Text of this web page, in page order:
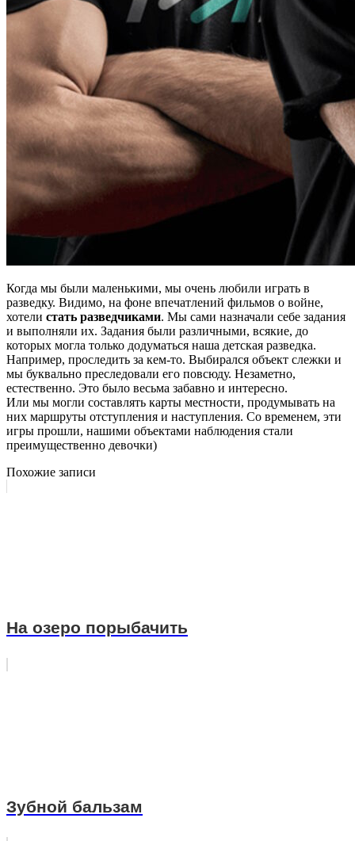
Когда мы были маленькими, мы очень любили играть в
разведку. Видимо, на фоне впечатлений фильмов о войне,
хотели стать разведчиками. Мы сами назначали себе задания
и выполняли их. Задания были различными, всякие, до
которых могла только додуматься наша детская разведка.
Например, проследить за кем-то. Выбирался объект слежки и
мы буквально преследовали его повсюду. Незаметно,
естественно. Это было весьма забавно и интересно.
Или мы могли составлять карты местности, продумывать на
них маршруты отступления и наступления. Со временем, эти
игры прошли, нашими объектами наблюдения стали
преимущественно девочки)
Похожие записи
На озеро порыбачить
Зубной бальзам